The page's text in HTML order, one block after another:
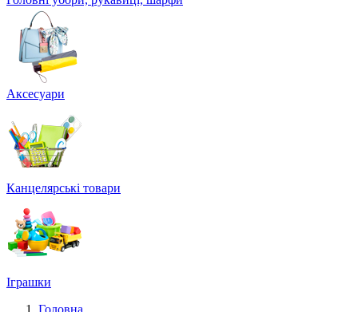
Аксесуари
Канцелярські товари
Іграшки
Головна